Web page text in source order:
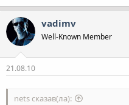
vadimv
Well-Known Member
21.08.10
nets сказав(ла):